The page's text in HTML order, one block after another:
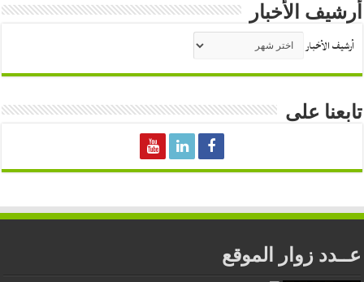
أرشيف الأخبار
أرشيف الأخبار
تابعنا على
عــدد زوار الموقع